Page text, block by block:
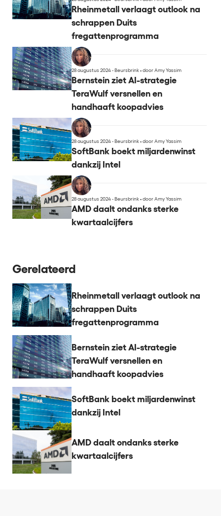
Rheinmetall verlaagt outlook na
schrappen Duits
fregattenprogramma
28 augustus 2024 - Beursbrink•door Amy Yassim
Bernstein ziet AI-strategie
TeraWulf versnellen en
handhaaft koopadvies
28 augustus 2024 - Beursbrink•door Amy Yassim
SoftBank boekt miljardenwinst
dankzij Intel
28 augustus 2024 - Beursbrink•door Amy Yassim
AMD daalt ondanks sterke
kwartaalcijfers
Gerelateerd
Rheinmetall verlaagt outlook na
schrappen Duits
fregattenprogramma
Bernstein ziet AI-strategie
TeraWulf versnellen en
handhaaft koopadvies
SoftBank boekt miljardenwinst
dankzij Intel
AMD daalt ondanks sterke
kwartaalcijfers